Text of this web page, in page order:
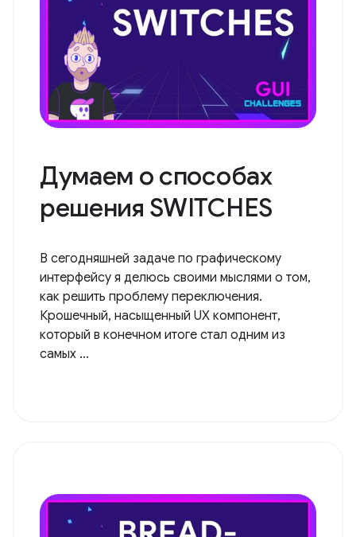
Думаем о способах
решения SWITCHES
В сегодняшней задаче по графическому
интерфейсу я делюсь своими мыслями о том,
как решить проблему переключения.
Крошечный, насыщенный UX компонент,
который в конечном итоге стал одним из
самых ...